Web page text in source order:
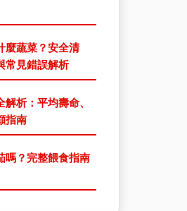
麼蔬菜？安全清
常見錯誤解析
析：平均壽命、
指南
嗎？完整餵食指南